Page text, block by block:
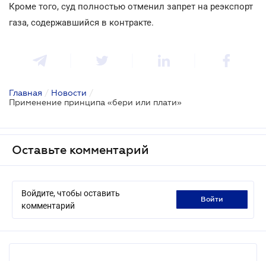
Кроме того, суд полностью отменил запрет на реэкспорт
газа, содержавшийся в контракте.
Главная / Новости /
Применение принципа «бери или плати»
Оставьте комментарий
Войдите, чтобы оставить
комментарий
войти